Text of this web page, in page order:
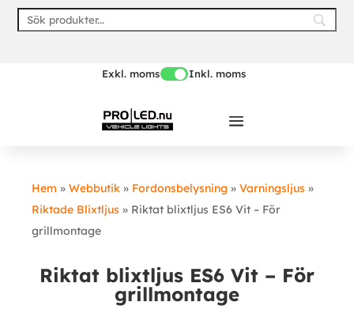
Skip
Exkl. moms Inkl. moms
Hem » Webbutik » Fordonsbelysning » Varningsljus »
Riktade Blixtljus » Riktat blixtljus ES6 Vit – För
grillmontage
Riktat blixtljus ES6 Vit – För
grillmontage